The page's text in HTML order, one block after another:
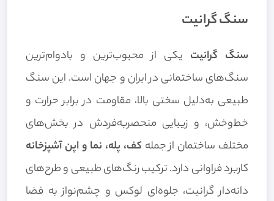
سنگ گرانیت
سنگ گرانیت یکی از محبوب‌ترین و بادوام‌ترین
سنگ‌های ساختمانی در ایران و جهان است. این سنگ
طبیعی به‌دلیل سختی بالا، مقاومت در برابر حرارت و
خط‌وخش، و زیبایی منحصر‌به‌فردش در بخش‌های
مختلف ساختمان از جمله کف، پله، نما و اپن آشپزخانه
کاربرد فراوانی دارد. ترکیب رنگ‌های طبیعی و طرح‌های
دانه‌دار گرانیت، جلوه‌ای لوکس و چشم‌نواز به فضا